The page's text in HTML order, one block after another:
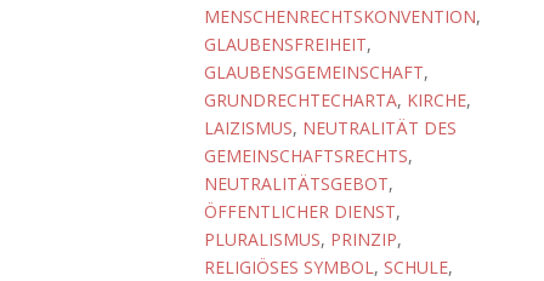
MENSCHENRECHTSKONVENTION,
GLAUBENSFREIHEIT,
GLAUBENSGEMEINSCHAFT,
GRUNDRECHTECHARTA, KIRCHE,
LAIZISMUS, NEUTRALITÄT DES
GEMEINSCHAFTSRECHTS,
NEUTRALITÄTSGEBOT,
ÖFFENTLICHER DIENST,
PLURALISMUS, PRINZIP,
RELIGIÖSES SYMBOL, SCHULE,